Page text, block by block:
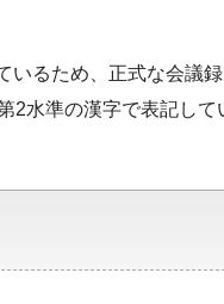
るため、正式な会議
2水準の漢字で表記して